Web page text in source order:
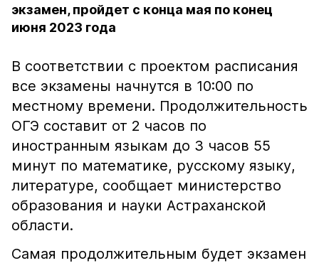
экзамен, пройдет с конца мая по конец
июня 2023 года
В соответствии с проектом расписания
все экзамены начнутся в 10:00 по
местному времени. Продолжительность
ОГЭ составит от 2 часов по
иностранным языкам до 3 часов 55
минут по математике, русскому языку,
литературе, сообщает министерство
образования и науки Астраханской
области.
Самая продолжительным будет экзамен